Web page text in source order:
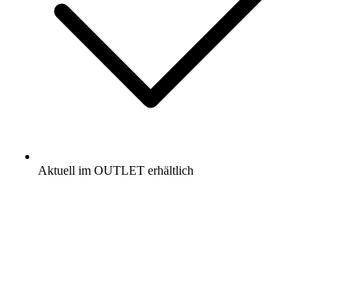
Aktuell im OUTLET erhältlich